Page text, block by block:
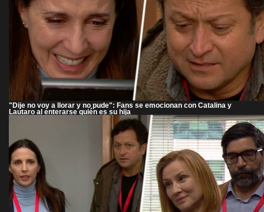
"Dije no voy a llorar y no pude": Fans se emocionan con Catalina y
Lautaro al enterarse quién es su hija